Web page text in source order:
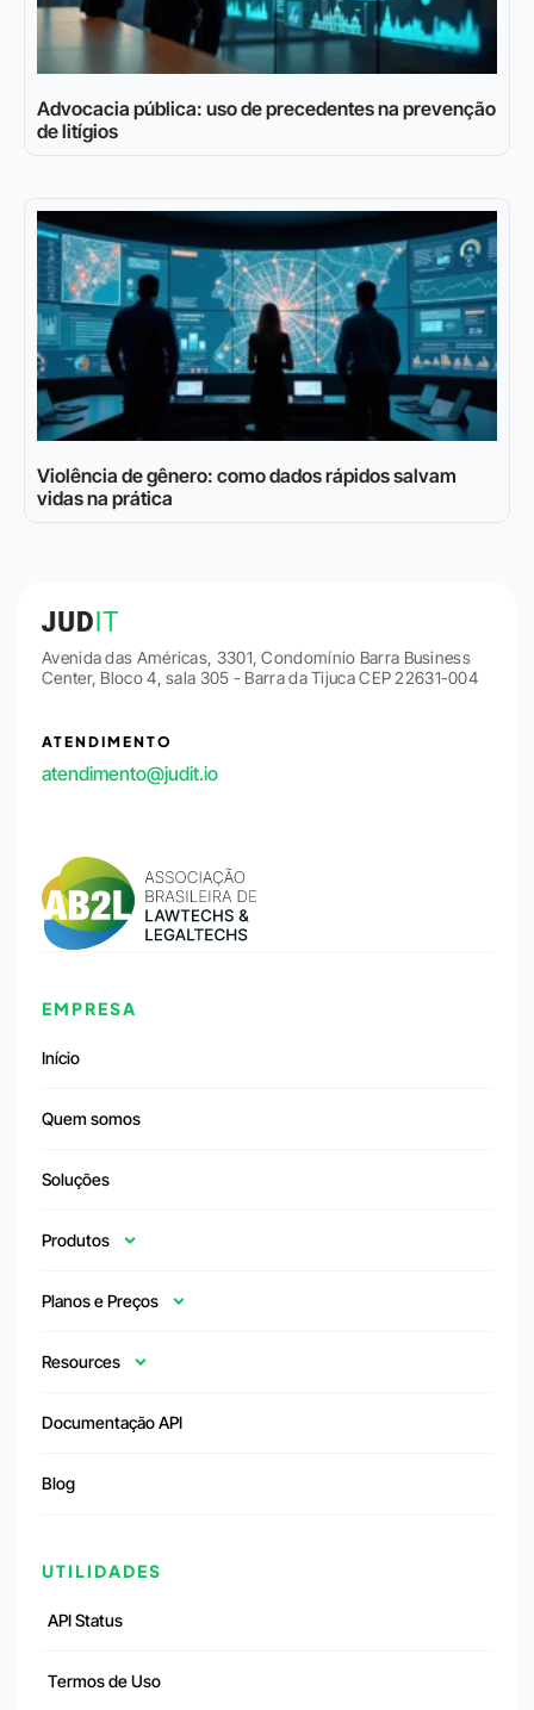
Advocacia pública: uso de precedentes na prevenção
de litígios
Violência de gênero: como dados rápidos salvam
vidas na prática
Avenida das Américas, 3301, Condomínio Barra Business
Center, Bloco 4, sala 305 - Barra da Tijuca CEP 22631-004
ATENDIMENTO
atendimento@judit.io
EMPRESA
Início
Quem somos
Soluções
Produtos
Planos e Preços
Resources
Documentação API
Blog
UTILIDADES
API Status
Termos de Uso